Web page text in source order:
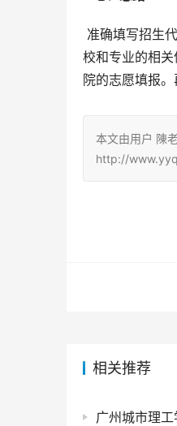
校和专业的相
院的志愿填报
本文由用户 陳
http://
相关推荐
广州城市理